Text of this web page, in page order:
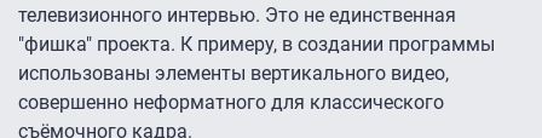
телевизионного интервью. Это не единственная
"фишка" проекта. К примеру, в создании программы
использованы элементы вертикального видео,
совершенно неформатного для классического
съёмочного кадра.